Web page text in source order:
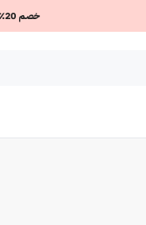
خصم 20٪ على طلبك الأول باستخدام كود NEW20